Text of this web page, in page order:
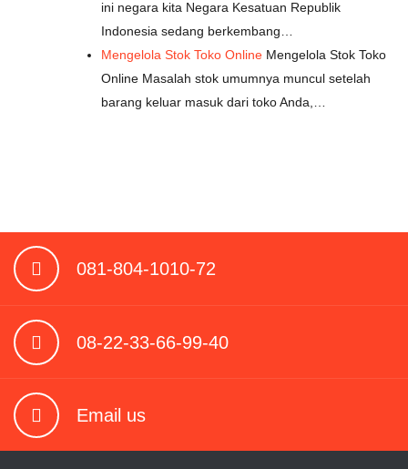
ini negara kita Negara Kesatuan Republik
Indonesia sedang berkembang…
Mengelola Stok Toko Online Mengelola Stok Toko
Online Masalah stok umumnya muncul setelah
barang keluar masuk dari toko Anda,…
081-804-1010-72
08-22-33-66-99-40
Email us